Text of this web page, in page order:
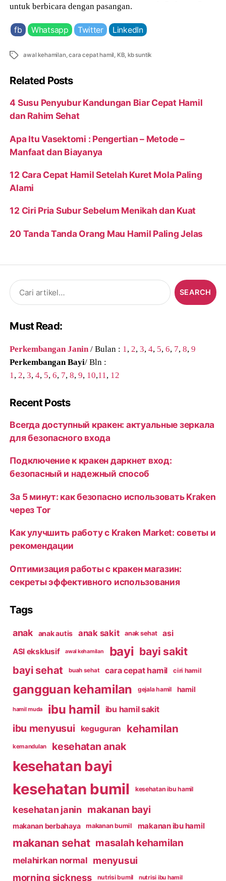
untuk berbicara dengan pasangan.
fb Whatsapp Twitter LinkedIn
Tags awal kehamilan ,cara cepat hamil KB ,kb suntik
Related Posts
4 Susu Penyubur Kandungan Biar Cepat Hamil
dan Rahim Sehat
Apa Itu Vasektomi : Pengertian – Metode –
Manfaat dan Biayanya
12 Cara Cepat Hamil Setelah Kuret Mola Paling
Alami
12 Ciri Pria Subur Sebelum Menikah dan Kuat
20 Tanda Tanda Orang Mau Hamil Paling Jelas
Search
for:
Must Read:
Perkembangan Janin / Bulan : 1 , 2,3,4, 5,6, 7,8,9
Perkembangan Bayi/ Bln :
1 , 2,3,4, 5,6, 7,8,9, 10,11 , 12
Recent Posts
Всегда доступный кракен: актуальные зеркала
для безопасного входа
Подключение к кракен даркнет вход:
безопасный и надежный способ
За 5 минут: как безопасно использовать Kraken
через Tor
Как улучшить работу с Kraken Market: советы и
рекомендации
Оптимизация работы с кракен магазин:
секреты эффективного использования
Tags
anak anak autis anak sakit anak sehat
asi
ASI eksklusif
awal kehamilan bayi bayi sakit
bayi sehat buah sehat cara cepat hamil ciri hamil
gangguan kehamilan gejala hamil hamil
hamil muda ibu hamil ibu hamil sakit
ibu menyusui keguguran kehamilan
kemandulan kesehatan anak
kesehatan bayi
kesehatan bumil kesehatan ibu hamil
kesehatan janin makanan bayi
makanan berbahaya makanan bumil makanan ibu hamil
makanan sehat masalah kehamilan
melahirkan normal menyusui
morning sickness nutrisi bumil nutrisi ibu hamil